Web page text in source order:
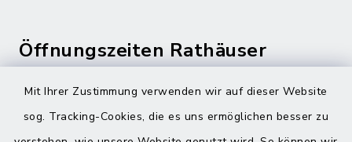
Mit Ihrer Zustimmung verwenden wir auf dieser Website
sog. Tracking-Cookies, die es uns ermöglichen besser zu
Öffnungszeiten Rathäuser
Montag bis Freitag:
08:00-12:00 Uhr